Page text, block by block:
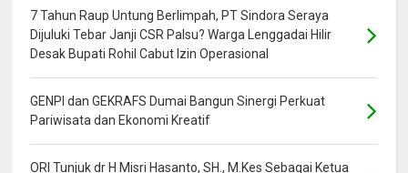
7 Tahun Raup Untung Berlimpah, PT Sindora Seraya
Dijuluki Tebar Janji CSR Palsu? Warga Lenggadai Hilir
Desak Bupati Rohil Cabut Izin Operasional
GENPI dan GEKRAFS Dumai Bangun Sinergi Perkuat
Pariwisata dan Ekonomi Kreatif
ORI Tunjuk dr H Misri Hasanto, SH., M.Kes Sebagai Ketua